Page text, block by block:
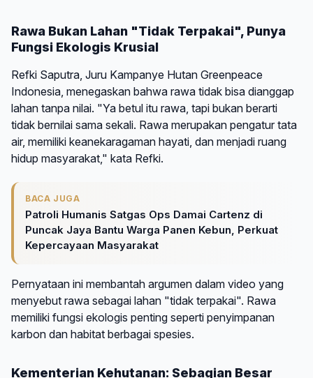
Rawa Bukan Lahan "Tidak Terpakai", Punya
Fungsi Ekologis Krusial
Refki Saputra, Juru Kampanye Hutan Greenpeace
Indonesia, menegaskan bahwa rawa tidak bisa dianggap
lahan tanpa nilai. "Ya betul itu rawa, tapi bukan berarti
tidak bernilai sama sekali. Rawa merupakan pengatur tata
air, memiliki keanekaragaman hayati, dan menjadi ruang
hidup masyarakat," kata Refki.
BACA JUGA
Patroli Humanis Satgas Ops Damai Cartenz di
Puncak Jaya Bantu Warga Panen Kebun, Perkuat
Kepercayaan Masyarakat
Pernyataan ini membantah argumen dalam video yang
menyebut rawa sebagai lahan "tidak terpakai". Rawa
memiliki fungsi ekologis penting seperti penyimpanan
karbon dan habitat berbagai spesies.
Kementerian Kehutanan: Sebagian Besar